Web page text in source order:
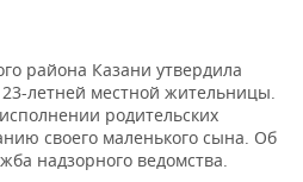
района Казани утвердила
летней местной жительницы.
родительских
своего маленького сына. Об
надзорного ведомства.